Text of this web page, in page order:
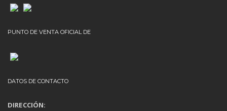
PUNTO DE VENTA OFICIAL DE
DATOS DE CONTACTO
DIRECCIÓN: